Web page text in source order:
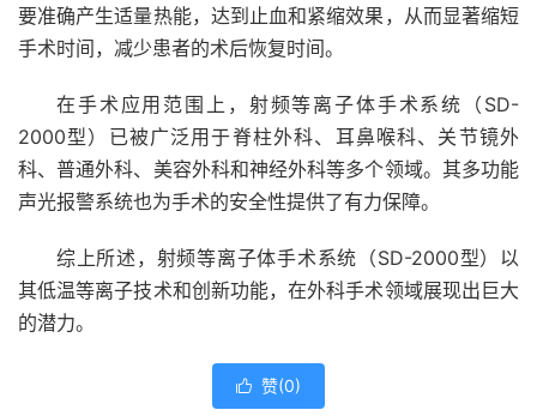
要准确产生适量热能，达到止血和紧缩效果，从而显著缩短
手术时间，减少患者的术后恢复时间。
在手术应用范围上，射频等离子体手术系统（SD-
2000型）已被广泛用于脊柱外科、耳鼻喉科、关节镜外
科、普通外科、美容外科和神经外科等多个领域。其多功能
声光报警系统也为手术的安全性提供了有力保障。
综上所述，射频等离子体手术系统（SD-2000型）以
其低温等离子技术和创新功能，在外科手术领域展现出巨大
的潜力。
 赞(0)